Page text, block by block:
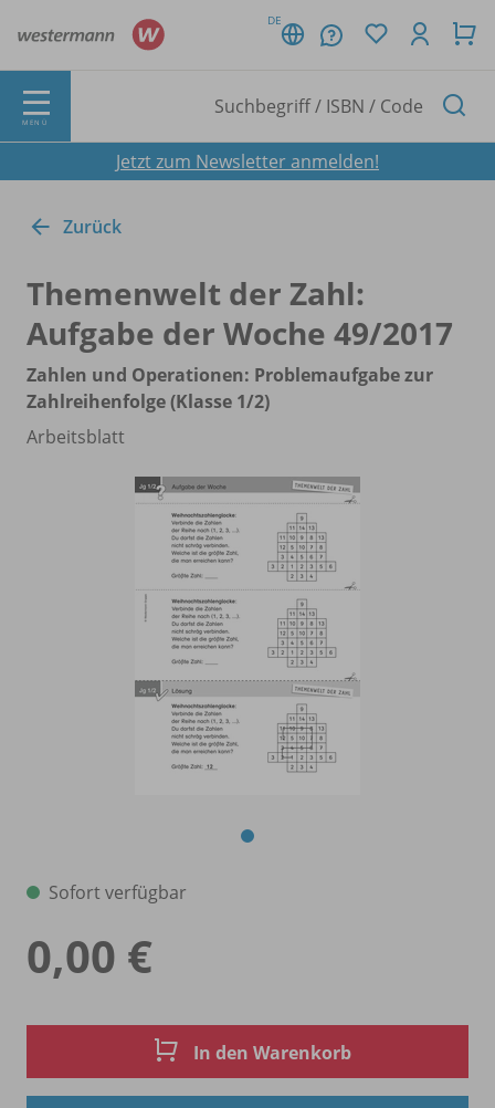
DE
MENÜ
Jetzt zum Newsletter anmelden!
Zurück
Themenwelt der Zahl:
Aufgabe der Woche 49/2017
Zahlen und Operationen: Problemaufgabe zur
Zahlreihenfolge (Klasse 1/2)
Arbeitsblatt
Sofort verfügbar
0,00 €
In den Warenkorb